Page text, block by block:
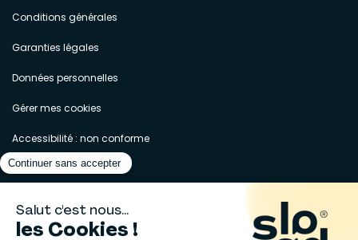
Conditions générales
Garanties légales
Données personnelles
Gérer mes cookies
Accessibilité : non conforme